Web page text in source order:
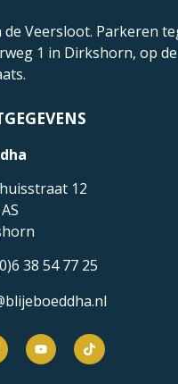
de Veersloot. Parkeren
1 in Dirkshorn, op de
12
38 54 77 25